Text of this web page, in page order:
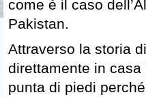
come è il caso
Pakistan.
Attraverso la storia
direttamente in
punta di piedi